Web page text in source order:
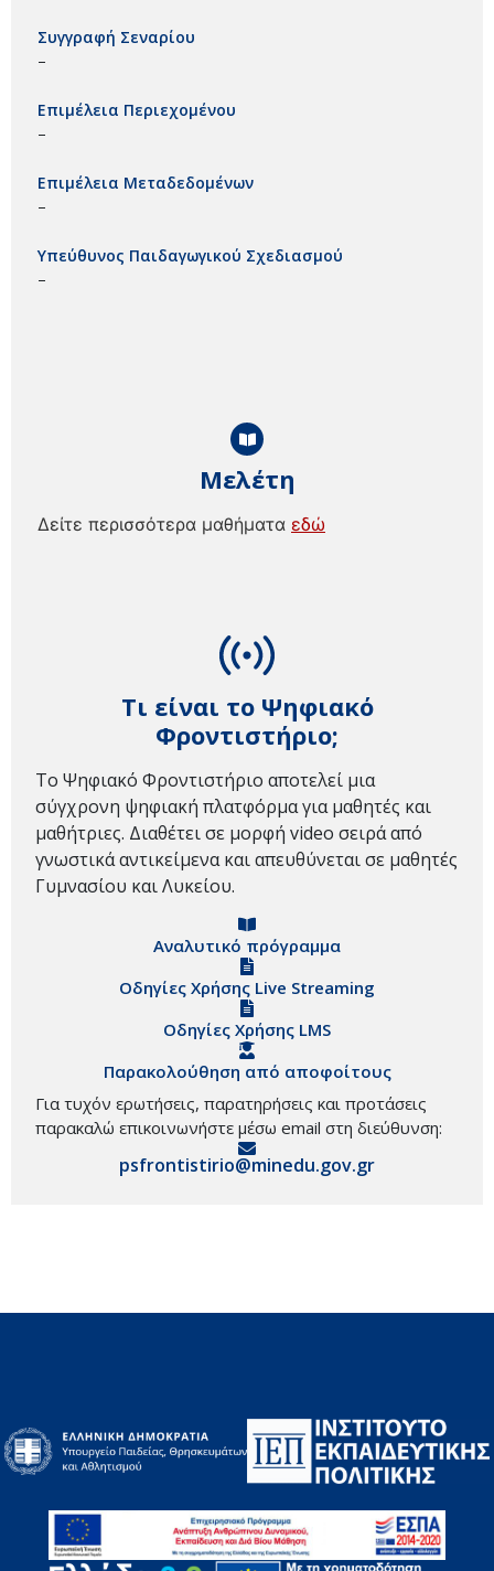
Τι είναι το Ψηφιακό
Φροντιστήριο;
Το Ψηφιακό Φροντιστήριο αποτελεί μια
σύγχρονη ψηφιακή πλατφόρμα για μαθητές και
μαθήτριες. Διαθέτει σε μορφή video σειρά από
γνωστικά αντικείμενα και απευθύνεται σε μαθητές
Γυμνασίου και Λυκείου.
Αναλυτικό πρόγραμμα
Οδηγίες Χρήσης Live Streaming
Οδηγίες Χρήσης LMS
Παρακολούθηση από αποφοίτους
Για τυχόν ερωτήσεις, παρατηρήσεις και προτάσεις
παρακαλώ επικοινωνήστε μέσω email στη διεύθυνση:
psfrontistirio@minedu.gov.gr
Μελέτη
Δείτε περισσότερα μαθήματα εδώ
Συγγραφή Σεναρίου
–
Επιμέλεια Περιεχομένου
–
Επιμέλεια Μεταδεδομένων
–
Υπεύθυνος Παιδαγωγικού Σχεδιασμού
–